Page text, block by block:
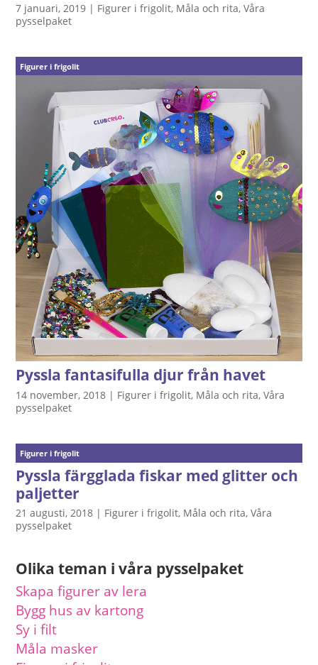
7 januari, 2019 | Figurer i frigolit, Måla och rita,Våra
pysselpaket
Figurer i frigolit
Pyssla fantasifulla djur från havet
14 november, 2018 | Figurer i frigolit, Måla och rita,Våra
pysselpaket
Figurer i frigolit
Pyssla färgglada fiskar med glitter och
paljetter
21 augusti, 2018 | Figurer i frigolit, Måla och rita,Våra
pysselpaket
Olika teman i våra pysselpaket
Skapa figurer av lera
Bygg hus av kartong
Sy i filt
Måla masker